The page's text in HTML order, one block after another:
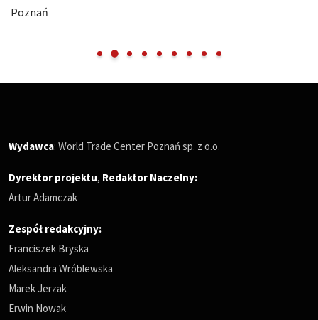
Poznań
Wydawca: World Trade Center Poznań sp. z o.o.
Dyrektor projektu, Redaktor Naczelny:
Artur Adamczak
Zespół redakcyjny:
Franciszek Bryska
Aleksandra Wróblewska
Marek Jerzak
Erwin Nowak